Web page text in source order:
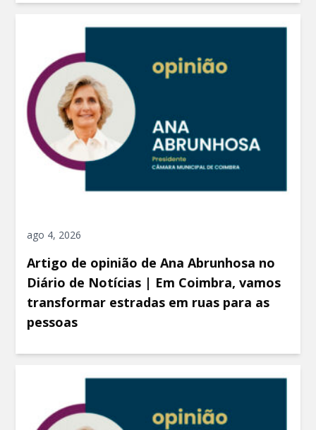
ago 4, 2026
Artigo de opinião de Ana Abrunhosa no
Diário de Notícias | Em Coimbra, vamos
transformar estradas em ruas para as
pessoas